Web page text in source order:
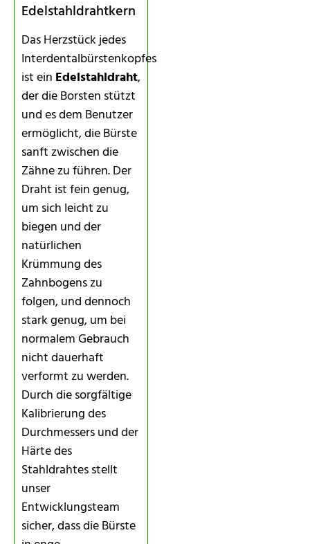
Edelstahldrahtkern
Das Herzstück jedes
Interdentalbürstenkopfes
ist ein Edelstahldraht,
der die Borsten stützt
und es dem Benutzer
ermöglicht, die Bürste
sanft zwischen die
Zähne zu führen. Der
Draht ist fein genug,
um sich leicht zu
biegen und der
natürlichen
Krümmung des
Zahnbogens zu
folgen, und dennoch
stark genug, um bei
normalem Gebrauch
nicht dauerhaft
verformt zu werden.
Durch die sorgfältige
Kalibrierung des
Durchmessers und der
Härte des
Stahldrahtes stellt
unser
Entwicklungsteam
sicher, dass die Bürste